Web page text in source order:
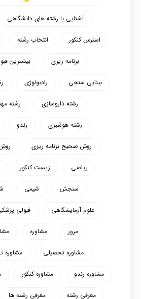
آشنایی با رشته های دانشگاهی
استرس کنکور انتخاب رشته
برنامه ریزی بیشترین
بینایی سنجی رادیولوژی
رشته داروسازی رشته
رشته هوشبری رندو
روش صحیح برنامه ریزی
ریاضی زیست کنکور
سنجش شیمی
علوم آزمایشگاهی قبولی
مرور مشاوره
مشاوره تحصیلی مشاوره
مشاوره رندو مشاوره کنکور
معرفی رشته معرفی رشته ها